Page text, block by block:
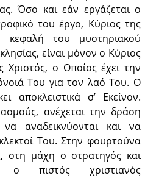
Όσο και εάν εργάζεται ο
του έργο, Κύριος της
κεφαλή του μυστηριακού
είναι μόνον ο Κύριος
Χριστός, ο Οποίος έχει την
Του για τον λαό Του. Ο
αποκλειστικά σ’ Εκείνον.
ανέχεται την δράση
αναδεικνύονται και να
Του. Στην φουρτούνα
στη μάχη ο στρατηγός και
ο πιστός χριστιανός